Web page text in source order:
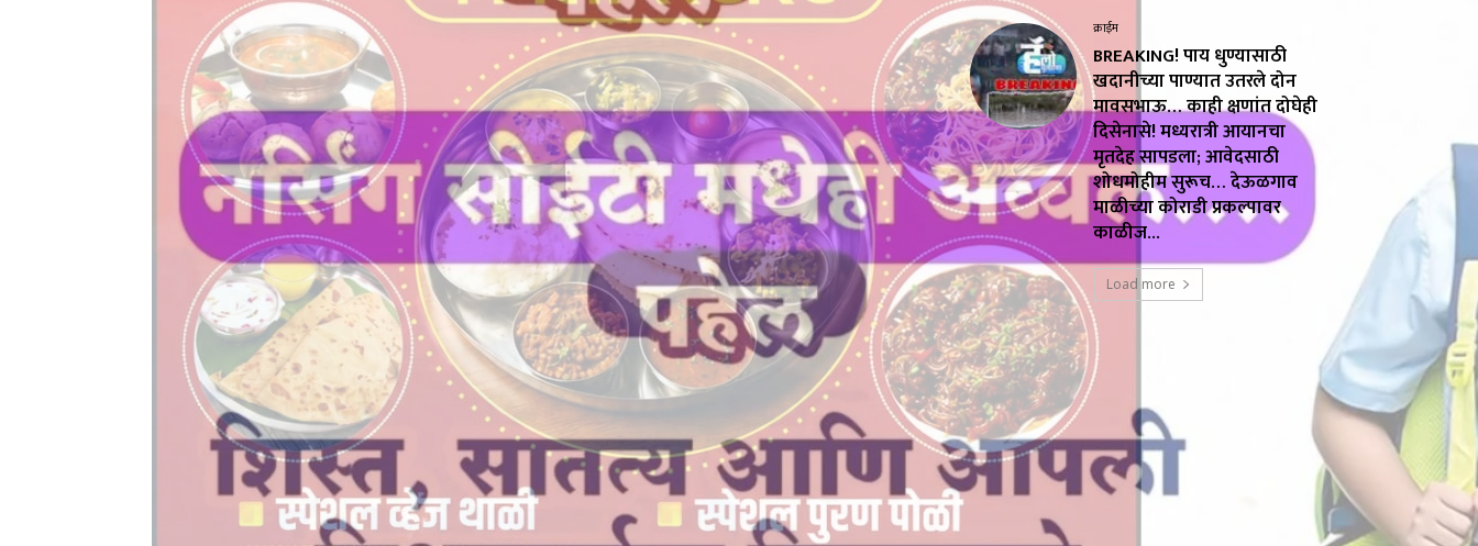
क्राईम
BREAKING! पाय धुण्यासाठी
खदानीच्या पाण्यात उतरले दोन
मावसभाऊ… काही क्षणांत दोघेही
दिसेनासे! मध्यरात्री आयानचा
मृतदेह सापडला; आवेदसाठी
शोधमोहीम सुरूच… देऊळगाव
माळीच्या कोराडी प्रकल्पावर
काळीज...
Load more